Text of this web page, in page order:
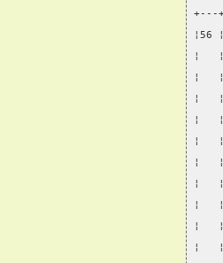
¦56
¦
¦
¦
¦
¦
¦
¦
¦
¦
¦